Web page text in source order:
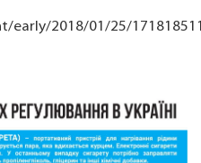
early/2018/01/25/